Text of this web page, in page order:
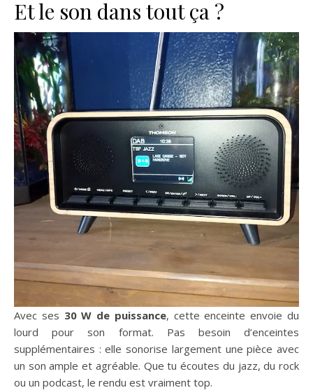
Et le son dans tout ça ?
Avec ses 30 W de puissance, cette enceinte envoie du
lourd pour son format. Pas besoin d’enceintes
supplémentaires : elle sonorise largement une pièce avec
un son ample et agréable. Que tu écoutes du jazz, du rock
ou un podcast, le rendu est vraiment top.